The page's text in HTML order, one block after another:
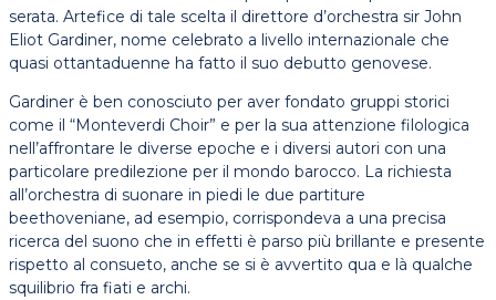
serata. Artefice di tale scelta il direttore d’orchestra sir John
Eliot Gardiner, nome celebrato a livello internazionale che
quasi ottantaduenne ha fatto il suo debutto genovese.
Gardiner è ben conosciuto per aver fondato gruppi storici
come il “Monteverdi Choir” e per la sua attenzione filologica
nell’affrontare le diverse epoche e i diversi autori con una
particolare predilezione per il mondo barocco. La richiesta
all’orchestra di suonare in piedi le due partiture
beethoveniane, ad esempio, corrispondeva a una precisa
ricerca del suono che in effetti è parso più brillante e presente
rispetto al consueto, anche se si è avvertito qua e là qualche
squilibrio fra fiati e archi.